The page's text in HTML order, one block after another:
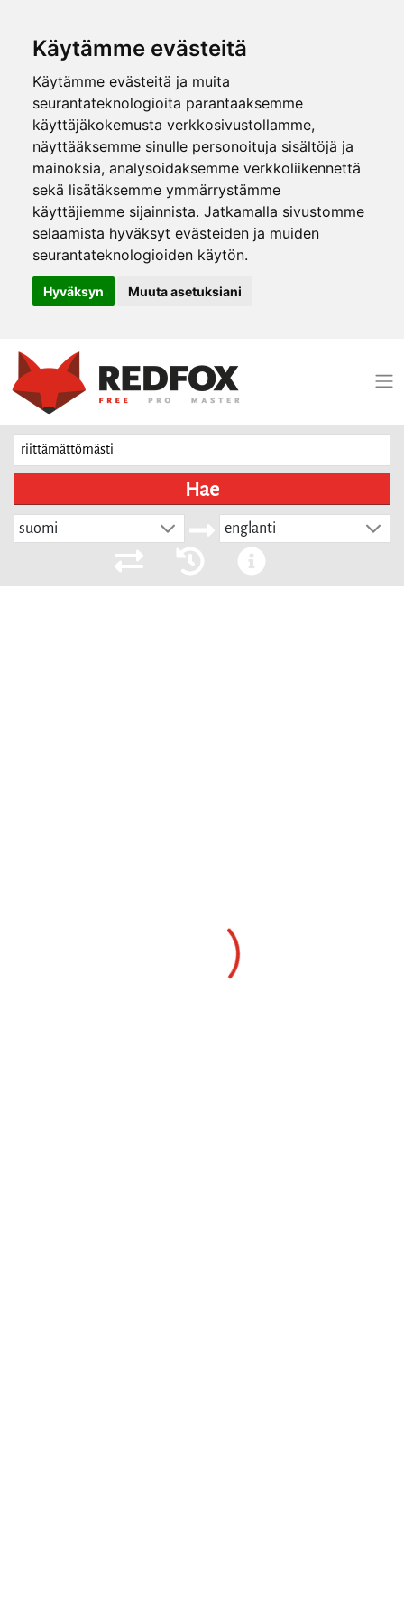
Käytämme evästeitä
Käytämme evästeitä ja muita
seurantateknologioita parantaaksemme
käyttäjäkokemusta verkkosivustollamme,
näyttääksemme sinulle personoituja sisältöjä ja
mainoksia, analysoidaksemme verkkoliikennettä
sekä lisätäksemme ymmärrystämme
käyttäjiemme sijainnista. Jatkamalla sivustomme
selaamista hyväksyt evästeiden ja muiden
seurantateknologioiden käytön.
Hyväksyn Muuta asetuksiani
Hae
suomi englanti